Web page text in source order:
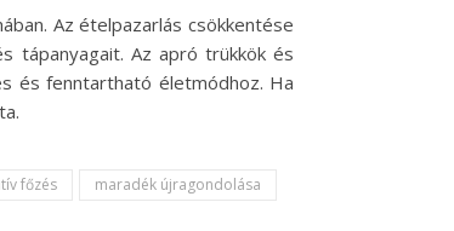
Az ételpazarlás csökkentése
tápanyagait. Az apró trükkök és
és fenntartható életmódhoz. Ha
főzés
maradék újragondolása